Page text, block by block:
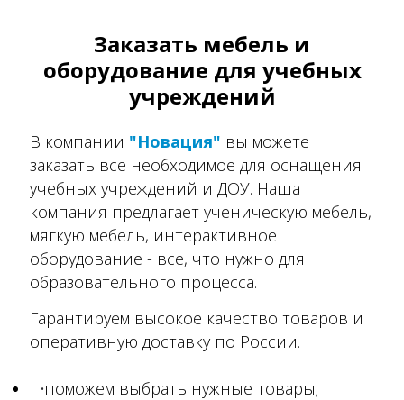
Заказать мебель и
оборудование для учебных
учреждений
В компании "Новация" вы можете
заказать все необходимое для оснащения
учебных учреждений и ДОУ. Наша
компания предлагает ученическую мебель,
мягкую мебель, интерактивное
оборудование - все, что нужно для
образовательного процесса.
Гарантируем высокое качество товаров и
оперативную доставку по России.
поможем выбрать нужные товары;